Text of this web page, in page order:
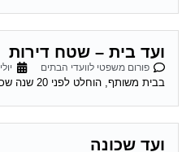
ועד בית – שטח דירות
פורום משפטי לוועדי הבתים יולי 19, 2004
בבית משותף, הוחלט לפני 20 שנה שכל דירה תשלם סכום זהה לוועד הבית. לפני כשנה הורחבו רוב הדירות. בעלי הדירות שלא הורחבו דורשים לשלם ע"פ...
ועד שכונה